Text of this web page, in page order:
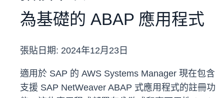
為基礎的 ABAP 應用程式
張貼日期: 2024年12月23日
適用於 SAP 的 AWS Systems Manager 現在包含
支援 SAP NetWeaver ABAP 式應用程式的註冊功